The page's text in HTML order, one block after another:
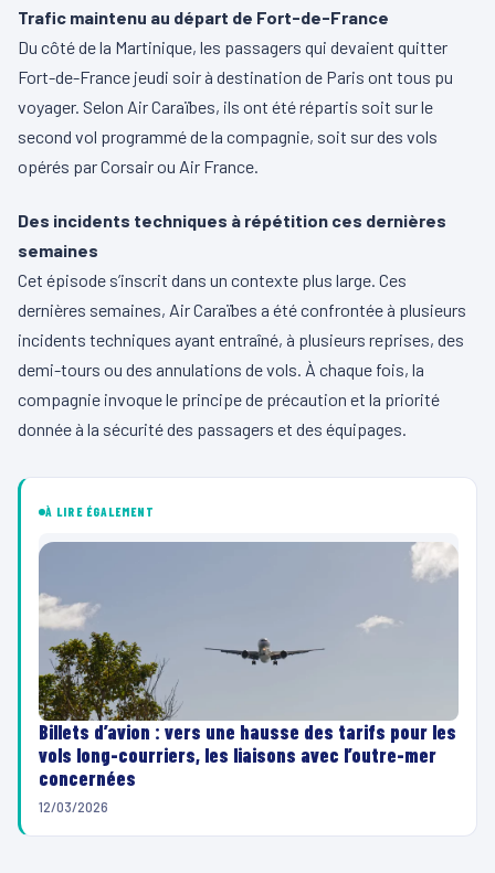
Trafic maintenu au départ de Fort-de-France
Du côté de la Martinique, les passagers qui devaient quitter
Fort-de-France jeudi soir à destination de Paris ont tous pu
voyager. Selon Air Caraïbes, ils ont été répartis soit sur le
second vol programmé de la compagnie, soit sur des vols
opérés par Corsair ou Air France.
Des incidents techniques à répétition ces dernières
semaines
Cet épisode s’inscrit dans un contexte plus large. Ces
dernières semaines, Air Caraïbes a été confrontée à plusieurs
incidents techniques ayant entraîné, à plusieurs reprises, des
demi-tours ou des annulations de vols. À chaque fois, la
compagnie invoque le principe de précaution et la priorité
donnée à la sécurité des passagers et des équipages.
À LIRE ÉGALEMENT
Billets d’avion : vers une hausse des tarifs pour les
vols long-courriers, les liaisons avec l’outre-mer
concernées
12/03/2026